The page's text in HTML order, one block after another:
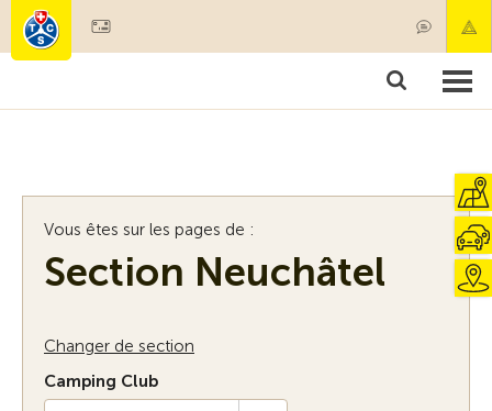
Membres & prestations
Vous êtes sur les pages de :
Section Neuchâtel
Changer de section
Camping Club